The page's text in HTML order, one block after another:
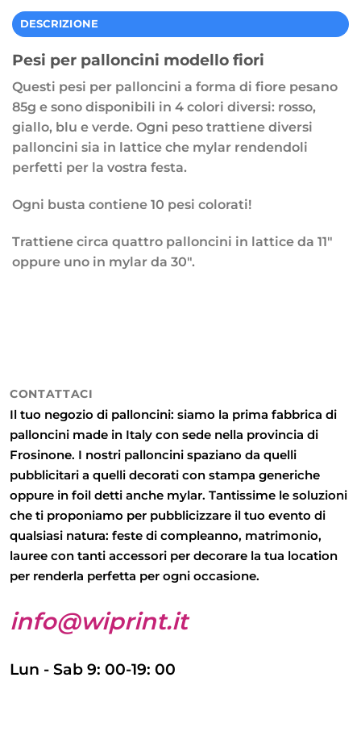
DESCRIZIONE
Pesi per palloncini modello fiori
Questi pesi per palloncini a forma di fiore pesano
85g e sono disponibili in 4 colori diversi: rosso,
giallo, blu e verde. Ogni peso trattiene diversi
palloncini sia in lattice che mylar rendendoli
perfetti per la vostra festa.
Ogni busta contiene 10 pesi colorati!
Trattiene circa quattro palloncini in lattice da 11″
oppure uno in mylar da 30″.
CONTATTACI
Il tuo negozio di palloncini: siamo la prima fabbrica di
palloncini made in Italy con sede nella provincia di
Frosinone. I nostri palloncini spaziano da quelli
pubblicitari a quelli decorati con stampa generiche
oppure in foil detti anche mylar. Tantissime le soluzioni
che ti proponiamo per pubblicizzare il tuo evento di
qualsiasi natura: feste di compleanno, matrimonio,
lauree con tanti accessori per decorare la tua location
per renderla perfetta per ogni occasione.
info@wiprint.it
Lun - Sab 9: 00-19: 00